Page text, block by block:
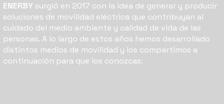
ENERBYsurgió en 2017 con la idea de generar y producir
soluciones de movilidad eléctrica que contribuyan al
cuidado del medio ambiente y calidad de vida de las
personas. A lo largo de estos años hemos desarrollado
distintos medios de movilidad y los compartimos a
continuación para que los conozcas: